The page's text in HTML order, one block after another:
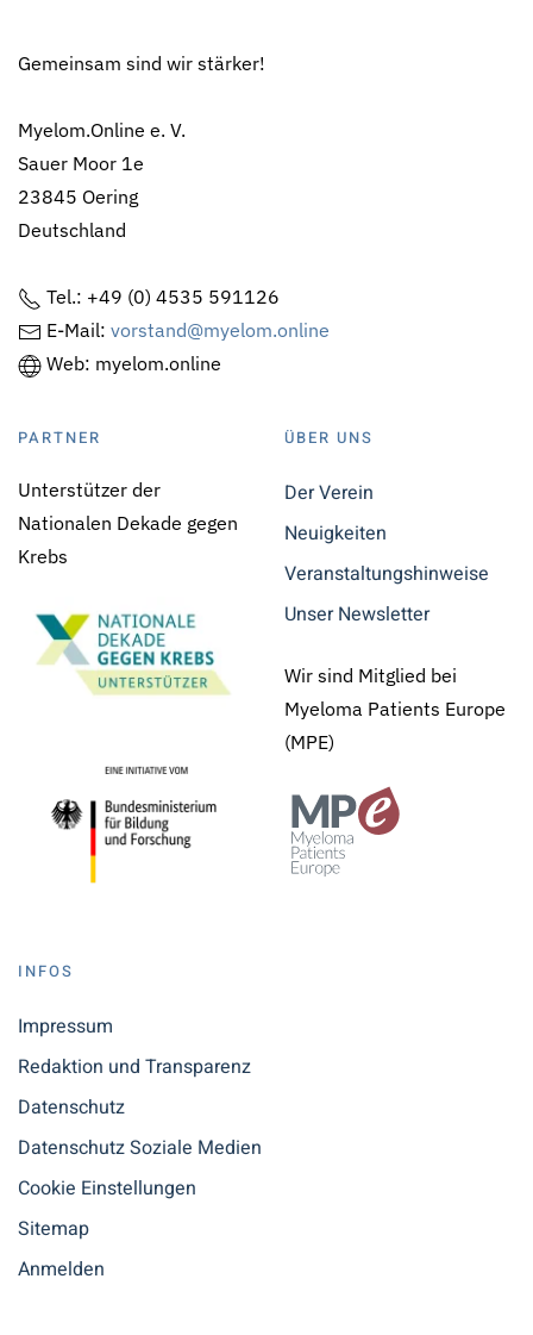
Gemeinsam sind wir stärker!
Myelom.Online e. V.
Sauer Moor 1e
23845 Oering
Deutschland
Tel.: +49 (0) 4535 591126
E-Mail: vorstand@myelom.online
Web: myelom.online
PARTNER
Unterstützer der
Nationalen Dekade gegen
Krebs
ÜBER UNS
Der Verein
Neuigkeiten
Veranstaltungshinweise
Unser Newsletter
Wir sind Mitglied bei
Myeloma Patients Europe
(MPE)
INFOS
Impressum
Redaktion und Transparenz
Datenschutz
Datenschutz Soziale Medien
Cookie Einstellungen
Sitemap
Anmelden